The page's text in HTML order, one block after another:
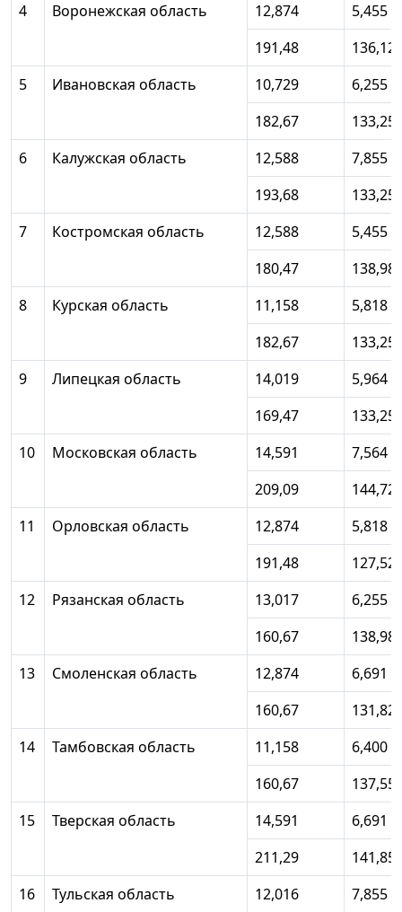
4
Воронежская область 12,874
5,455
191,48
136,12
5
Ивановская область 10,729
6,255
182,67
133,25
6
Калужская область 12,588
7,855
193,68
133,25
7
Костромская область 12,588
5,455
180,47
138,98
8
Курская область 11,158
5,818
182,67
133,25
9
Липецкая область 14,019
5,964
169,47
133,25
10
Московская область 14,591
7,564
209,09
144,72
11
Орловская область 12,874
5,818
191,48
127,52
12
Рязанская область 13,017
6,255
160,67
138,98
13
Смоленская область 12,874
6,691
160,67
131,82
14
Тамбовская область 11,158
6,400
160,67
137,55
15
Тверская область 14,591
6,691
211,29
141,85
16
Тульская область 12,016
7,855